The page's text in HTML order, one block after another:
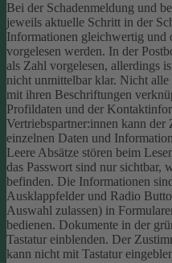
Bei der Schadenmeldung und
jeweils aktuelle Schritt in der
Informationen gleichwertig und
vorgelesen werden. In der
als Zahl vorgelesen, allerdings
nicht unmittelbar klar. Nicht alle
mit ihren Beschriftungen
Profildaten und der
Vertriebspartner:innen kann der
einzelnen Daten und
Leere Absätze stören beim
das Passwort sind nur sichtbar,
befinden. Die Informationen
Ausklappfelder und Radio
Auswahl zulassen) in
bedienen. Dokumente in der
Tastatur einblenden. Der
kann nicht mit Tastatur